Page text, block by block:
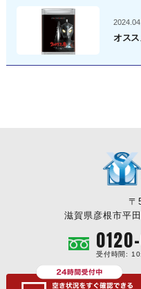
オス
〒
滋賀県彦根市平
受付時間: